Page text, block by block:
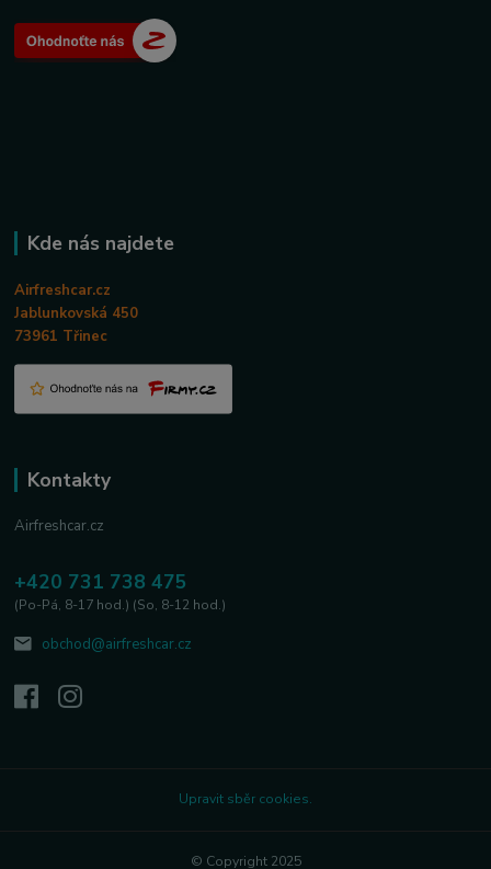
Kde nás najdete
Airfreshcar.cz
Jablunkovská 450
73961 Třinec
Kontakty
Airfreshcar.cz
+420 731 738 475
(Po-Pá, 8-17 hod.) (So, 8-12 hod.)
obchod@airfreshcar.cz
Upravit sběr cookies.
© Copyright 2025